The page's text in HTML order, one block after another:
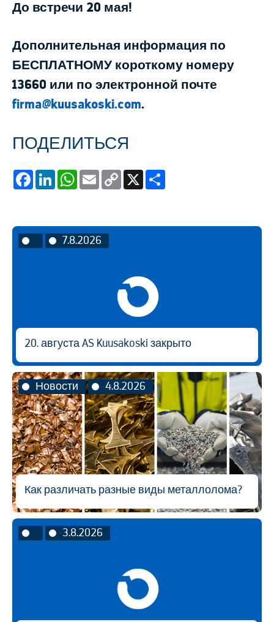
До встречи 20 мая!
Дополнительная информация по
БЕСПЛАТНОМУ короткому номеру
13660 или по электронной почте
firma@kuusakoski.com.
ПОДЕЛИТЬСЯ
FacebookLinkedInWhatsApp
Email
Copy
7.8.2026
20. августа AS Kuusakoski закрыто
Новости 4.8.2026
Как различать разные виды металлолома?
3.8.2026